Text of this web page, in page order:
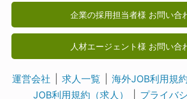
企業の採用担当者様 お問い合
人材エージェント様 お問い合
運営会社 求人一覧 海外JOB利用規約
JOB利用規約（求人）
プライバ